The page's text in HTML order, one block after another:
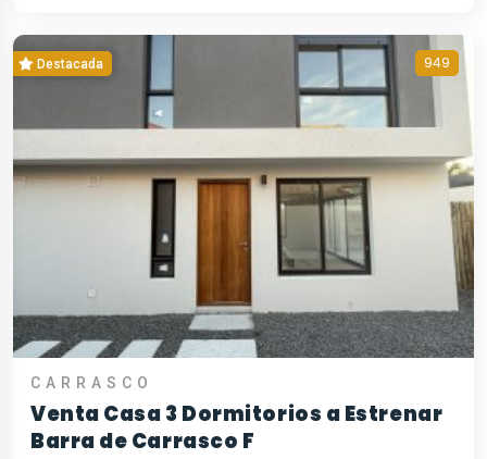
Destacada 949
CARRASCO
Venta Casa 3 Dormitorios a Estrenar
Barra de Carrasco F